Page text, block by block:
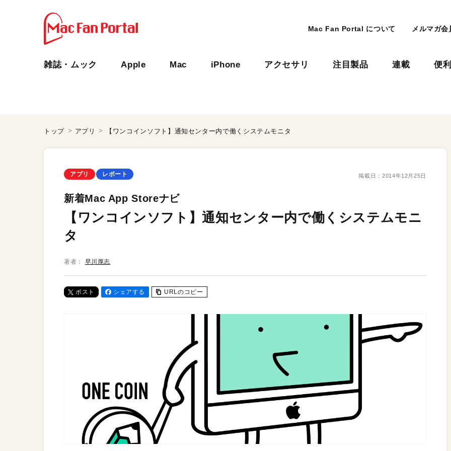
Mac Fan Portal について メルマガ会
雑誌・ムック Apple Mac iPhone アクセサリ 注目製品 連載 便
トップ アプリ 【ワンコインソフト】通知センター内で働くシステムモニタ
アプリ レポート 掲載日： 2014年12月25日
新着Mac App Storeナビ
【ワンコインソフト】通知センター内で働くシステムモニ
タ
著者： 早川厚志
ポスト シェアする URLのコピー